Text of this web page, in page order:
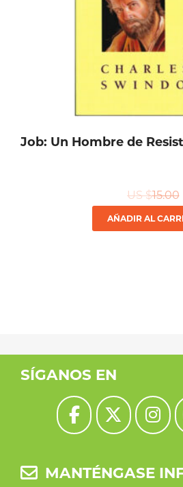
Job: Un Hombre de
US $15.00
AÑADIR AL
SÍGANOS EN
MANTÉNGASE